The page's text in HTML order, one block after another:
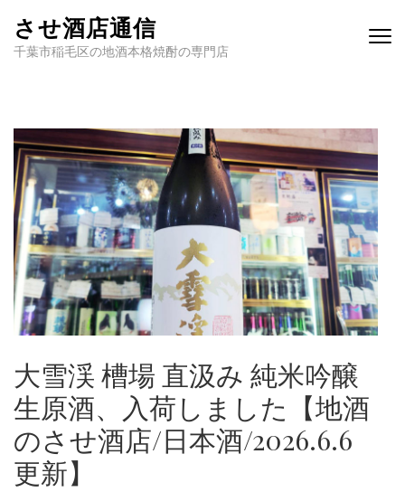
させ酒店通信
千葉市稲毛区の地酒本格焼酎の専門店
大雪渓 槽場 直汲み 純米吟醸
生原酒、入荷しました【地酒
のさせ酒店/日本酒/2026.6.6
更新】